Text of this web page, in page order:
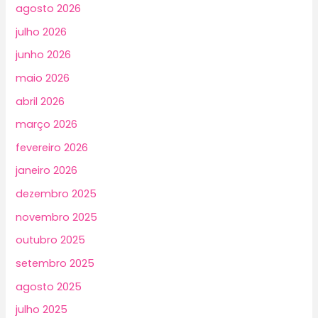
agosto 2026
julho 2026
junho 2026
maio 2026
abril 2026
março 2026
fevereiro 2026
janeiro 2026
dezembro 2025
novembro 2025
outubro 2025
setembro 2025
agosto 2025
julho 2025